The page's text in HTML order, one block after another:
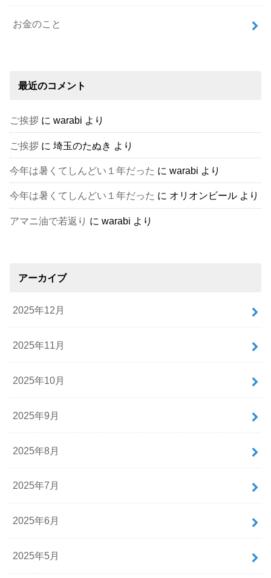
お金のこと
最近のコメント
ご挨拶 にwarabi より
ご挨拶 に埼玉のたぬき より
今年は暑くてしんどい１年だった にwarabi より
今年は暑くてしんどい１年だった に オリオンビール より
アマニ油で若返り にwarabi より
アーカイブ
2025年12月
2025年11月
2025年10月
2025年9月
2025年8月
2025年7月
2025年6月
2025年5月